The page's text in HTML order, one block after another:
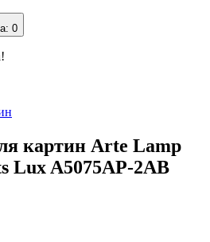
: 0
картин Arte Lamp
Lux A5075AP-2AB